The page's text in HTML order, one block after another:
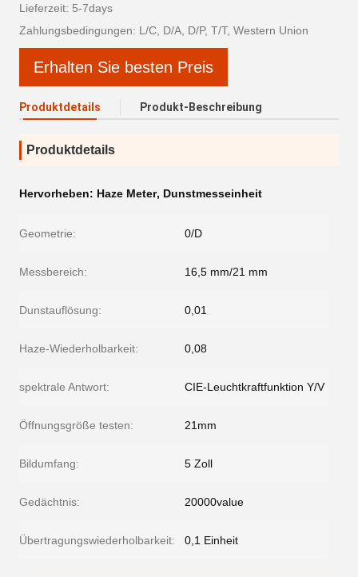
Lieferzeit: 5-7days
Zahlungsbedingungen: L/C, D/A, D/P, T/T, Western Union
Erhalten Sie besten Preis
Produktdetails Produkt-Beschreibung
Produktdetails
Hervorheben: Haze Meter, Dunstmesseinheit
Geometrie: 0/D
Messbereich: 16,5 mm/21 mm
Dunstauflösung: 0,01
Haze-Wiederholbarkeit: 0,08
spektrale Antwort: CIE-Leuchtkraftfunktion Y/V
Öffnungsgröße testen: 21mm
Bildumfang: 5 Zoll
Gedächtnis: 20000value
Übertragungswiederholbarkeit: 0,1 Einheit